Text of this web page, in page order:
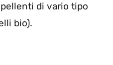
di vario tipo
bio).